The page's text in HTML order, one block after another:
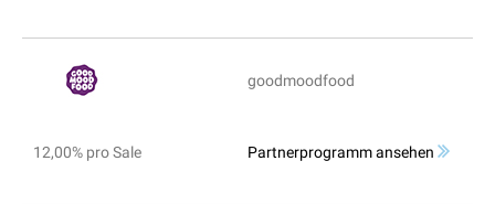
goodmoodfood
12,00% pro Sale Partnerprogramm ansehen